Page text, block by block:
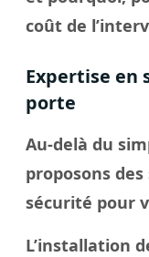
coût de
Expertise en
porte
Au-delà du
proposons
sécurité pour
L’installation